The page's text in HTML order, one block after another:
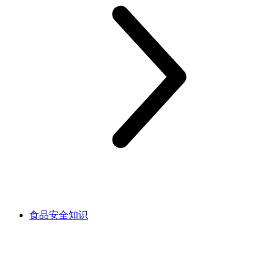
食品安全知识